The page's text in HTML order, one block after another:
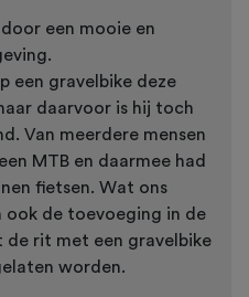
een mooie en
een gravelbike deze
daarvoor is hij toch
Van meerdere mensen
MTB en daarmee had
fietsen. Wat ons
ook de toevoeging in de
de rit met een gravelbike
worden.